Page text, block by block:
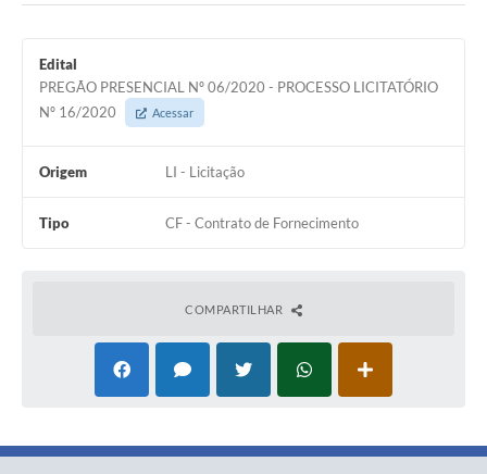
Edital
PREGÃO PRESENCIAL Nº 06/2020 - PROCESSO LICITATÓRIO
Nº 16/2020
Acessar
Origem LI - Licitação
Tipo CF - Contrato de Fornecimento
COMPARTILHAR